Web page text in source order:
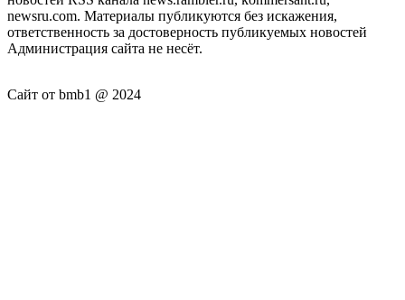
newsru.com. Материалы публикуются без искажения,
ответственность за достоверность публикуемых новостей
Администрация сайта не несёт.
Сайт от bmb1 @ 2024